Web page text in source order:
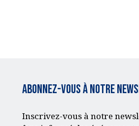
Abonnez-vous à notre
Inscrivez-vous à notre